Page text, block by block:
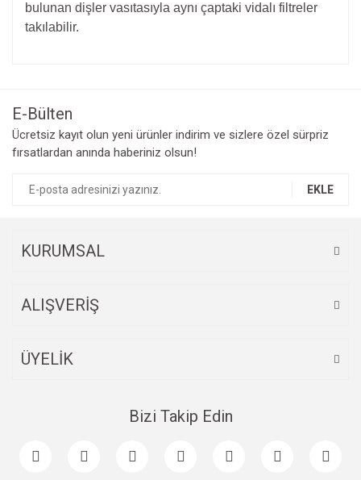
bulunan dişler vasıtasıyla aynı çaptaki vidalı filtreler
takılabilir.
Ürün resmi kalitesiz, bozuk veya görüntülenemiyor.
Ürün açıklamasında eksik bilgiler bulunuyor.
E-Bülten
Ücretsiz kayıt olun yeni ürünler indirim ve sizlere özel sürpriz
fırsatlardan anında haberiniz olsun!
EKLE
KURUMSAL
ALIŞVERİŞ
ÜYELİK
Bizi Takip Edin